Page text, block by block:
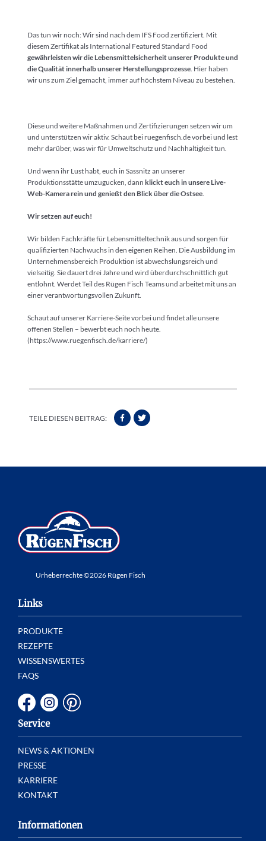
Das tun wir noch: Wir sind nach dem IFS Food zertifiziert. Mit
diesem Zertifikat als International Featured Standard Food
gewährleisten wir die Lebensmittelsicherheit unserer Produkte und
die Qualität innerhalb unserer Herstellungsprozesse. Hier haben
wir uns zum Ziel gemacht, immer auf höchstem Niveau zu bestehen.
Diese und weitere Maßnahmen und Zertifizierungen setzen wir um
und unterstützen wir aktiv. Schaut bei ruegenfisch.de vorbei und lest
mehr darüber, was wir für Umweltschutz und Nachhaltigkeit tun.
Und wenn ihr Lust habt, euch in Sassnitz an unserer
Produktionsstätte umzugucken, dann klickt euch in unsere Live-
Web-Kamera rein und genießt den Blick über die Ostsee.
Wir setzen auf euch!
Wir bilden Fachkräfte für Lebensmitteltechnik aus und sorgen für
qualifizierten Nachwuchs in den eigenen Reihen. Die Ausbildung im
Unternehmensbereich Produktion ist abwechslungsreich und
vielseitig. Sie dauert drei Jahre und wird überdurchschnittlich gut
entlohnt. Werdet Teil des Rügen Fisch Teams und arbeitet mit uns an
einer verantwortungsvollen Zukunft.
Schaut auf unserer Karriere-Seite vorbei und findet alle unsere
offenen Stellen – bewerbt euch noch heute.
(https://www.ruegenfisch.de/karriere/)
TEILE DIESEN BEITRAG:
Urheberrechte ©2026 Rügen Fisch
Links
PRODUKTE
REZEPTE
WISSENSWERTES
FAQS
Service
NEWS & AKTIONEN
PRESSE
KARRIERE
KONTAKT
Informationen